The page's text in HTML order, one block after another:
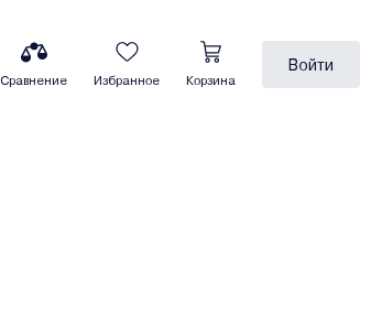
Сравнение Избранное Корзина
Войти